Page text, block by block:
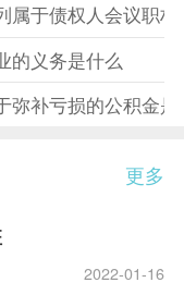
属于债权人会议职
的义务是什么
弥补亏损的公积金是
更多
2022-01-16